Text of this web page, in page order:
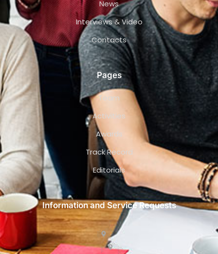
News
Interviews & Video
Contacts
Pages
Team
Activities
Awards
Track Record
Editorials
Information and Service Requests